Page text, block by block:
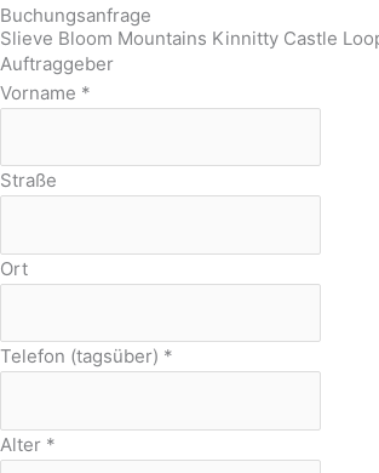
Buchungsanfrage
Slieve Bloom Mountains Kinnitty Castle
Auftraggeber
Vorname *
Straße
Ort
Telefon (tagsüber) *
Alter *